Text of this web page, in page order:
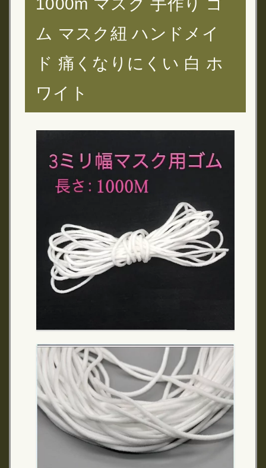
1000m マスク 手作り ゴ
ム マスク紐 ハンドメイ
ド 痛くなりにくい 白 ホ
ワイト